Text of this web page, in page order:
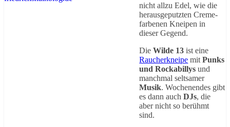
nicht allzu Edel, wie die
herausgeputzten Creme-
farbenen Kneipen in
dieser Gegend.
DieWilde 13 ist eine
Raucherkneipe mitPunks
und Rockabillys und
manchmal seltsamer
Musik. Wochenendes gibt
es dann auchDJs, die
aber nicht so berühmt
sind.